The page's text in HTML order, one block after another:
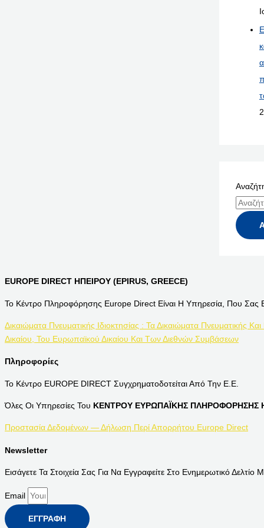
EUROPE DIRECT ΗΠΕΙΡΟΥ (EPIRUS, GREECE)
Το Κέντρο Πληροφόρησης Europe Direct Είναι Η Υπηρεσία, Που Σας
Δικαιώματα Πνευματικής Ιδιοκτησίας : Τα Δικαιώματα Πνευματικής
Δικαίου, Του Ευρωπαϊκού Δικαίου Και Των Διεθνών Συμβάσεων
Πληροφορίες
Το Κέντρο EUROPE DIRECT Συγχρηματοδοτείται Από Την Ε.Ε.
Όλες Οι Υπηρεσίες Του ΚΕΝΤΡΟΥ ΕΥΡΩΠΑΪΚΗΣ ΠΛΗΡΟΦΟΡΗΣΗΣ
Προστασία Δεδομένων — Δήλωση Περί Απορρήτου Europe Direct
Newsletter
Εισάγετε Τα Στοιχεία Σας Για Να Εγγραφείτε Στο Ενημερωτικό Δελτίο
Email
ΕΓΓΡΑΦΉ